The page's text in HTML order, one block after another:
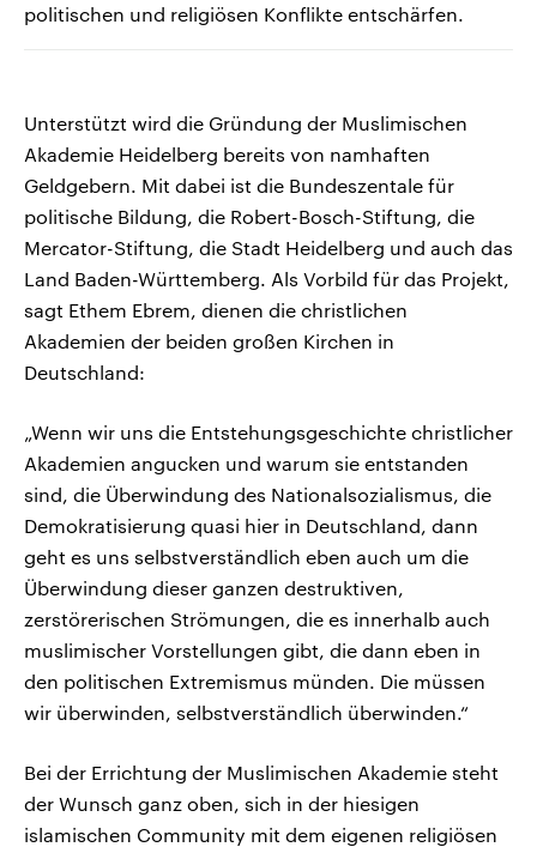
politischen und religiösen Konflikte entschärfen.
Unterstützt wird die Gründung der Muslimischen
Akademie Heidelberg bereits von namhaften
Geldgebern. Mit dabei ist die Bundeszentale für
politische Bildung, die Robert-Bosch-Stiftung, die
Mercator-Stiftung, die Stadt Heidelberg und auch das
Land Baden-Württemberg. Als Vorbild für das Projekt,
sagt Ethem Ebrem, dienen die christlichen
Akademien der beiden großen Kirchen in
Deutschland:
„Wenn wir uns die Entstehungsgeschichte christlicher
Akademien angucken und warum sie entstanden
sind, die Überwindung des Nationalsozialismus, die
Demokratisierung quasi hier in Deutschland, dann
geht es uns selbstverständlich eben auch um die
Überwindung dieser ganzen destruktiven,
zerstörerischen Strömungen, die es innerhalb auch
muslimischer Vorstellungen gibt, die dann eben in
den politischen Extremismus münden. Die müssen
wir überwinden, selbstverständlich überwinden.“
Bei der Errichtung der Muslimischen Akademie steht
der Wunsch ganz oben, sich in der hiesigen
islamischen Community mit dem eigenen religiösen